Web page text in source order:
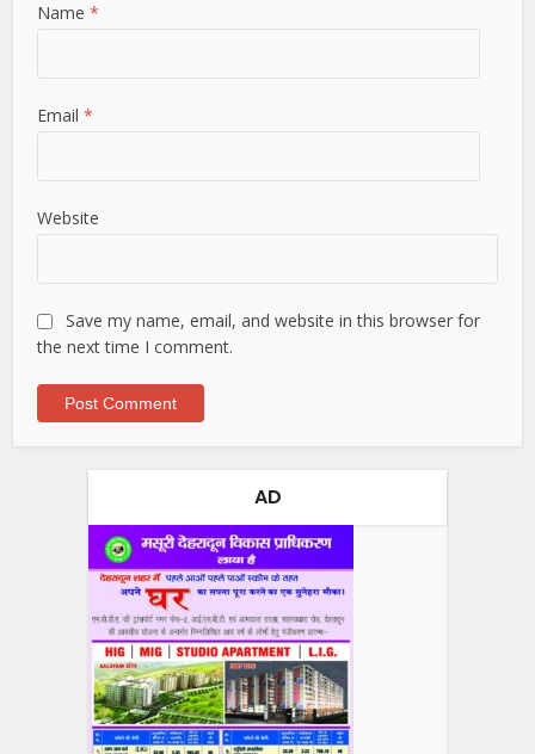
Name*
Email*
Website
Save my name, email, and website in this browser for
the next time I comment.
AD